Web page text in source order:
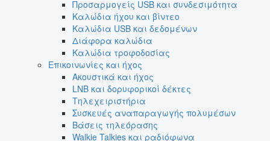
Προσαρμογείς USB και συνδεσιμότητα
Καλώδια ήχου και βίντεο
Καλώδια USB και δεδομένων
Διάφορα καλώδια
Καλώδια τροφοδοσίας
Επικοινωνίες και ήχος
Ακουστικά και ήχος
LNB και δορυφορικοί δέκτες
Τηλεχειριστήρια
Συσκευές αναπαραγωγής πολυμέσων
Βάσεις τηλεόρασης
Walkie Talkies και ραδιόφωνα